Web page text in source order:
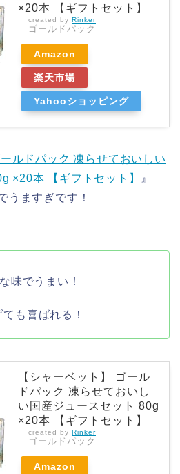
×20本 【ギフトセット】
created by Rinker
ゴールドパック
Amazon
楽天市場
Yahooショッピング
ルドパック 凍らせておいしい
×20本 【ギフトセット】
』
うますぎです！
味でうまい！
も喜ばれる！
【シャーベット】 ゴール
ドパック 凍らせておいし
い国産ジュースセット 80g
×20本 【ギフトセット】
created by Rinker
ゴールドパック
Amazon